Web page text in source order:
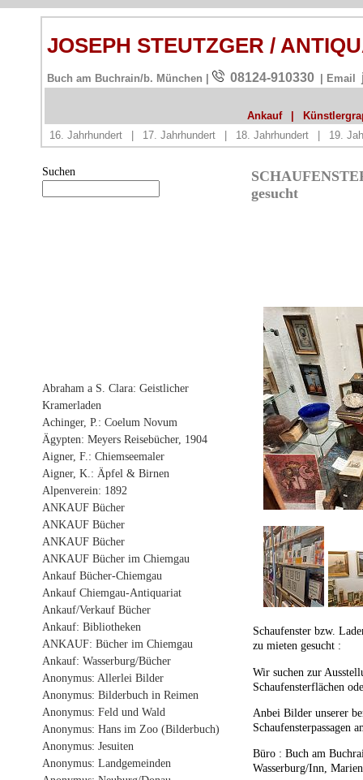
JOSEPH STEUTZGER /
Buch am Buchrain/b. München | 08124-910330 | Email
Ankauf
16. Jahrhundert
17. Jahrhundert 18. Jahrhundert 19.
Suchen
Abraham a S. Clara: Geistlicher
Kramerladen
Achinger, P.: Coelum Novum
Ägypten: Meyers Reisebücher, 1904
Aigner, F.: Chiemseemaler
Aigner, K.: Äpfel & Birnen
Alpenverein: 1892
ANKAUF Bücher
ANKAUF Bücher
ANKAUF Bücher
ANKAUF Bücher im Chiemgau
Ankauf Bücher-Chiemgau
Ankauf Chiemgau-Antiquariat
Ankauf/Verkauf Bücher
Ankauf: Bibliotheken
ANKAUF: Bücher im Chiemgau
Ankauf: Wasserburg/Bücher
Anonymus: Allerlei Bilder
Anonymus: Bilderbuch in Reimen
Anonymus: Feld und Wald
Anonymus: Hans im Zoo (Bilderbuch)
Anonymus: Jesuiten
Anonymus: Landgemeinden
gesucht
Schaufenster bzw.
zu mieten gesucht :
Wir suchen zur
Schaufensterflächen
Anbei Bilder unserer
Schaufensterpassagen
Büro : Buch am
Wasserburg/Inn,